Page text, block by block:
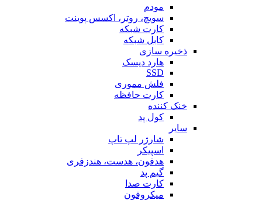
مودم
سویچ، روتر، اکسس پوینت
کارت شبکه
کابل شبکه
ذخیره سازی
هارد دیسک
SSD
فلش مموری
کارت حافظه
خنک کننده
کول پد
سایر
شارژر لپ تاپ
اسپیکر
هدفون، هدست، هندزفری
گیم پد
کارت صدا
میکروفون